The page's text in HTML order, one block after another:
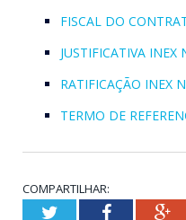
FISCAL DO
JUSTIFICATIVA INEX
RATIFICAÇÃO INEX
TERMO DE
COMPARTILHAR:
TwitterFacebook